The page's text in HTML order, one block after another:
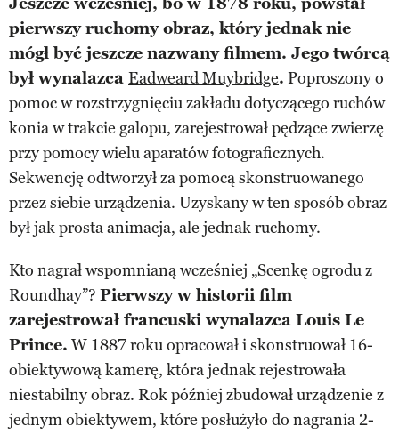
Jeszcze wcześniej, bo w 1878 roku, powstał
pierwszy ruchomy obraz, który jednak nie
mógł być jeszcze nazwany filmem. Jego twórcą
był wynalazca Eadweard Muybridge. Poproszony o
pomoc w rozstrzygnięciu zakładu dotyczącego ruchów
konia w trakcie galopu, zarejestrował pędzące zwierzę
przy pomocy wielu aparatów fotograficznych.
Sekwencję odtworzył za pomocą skonstruowanego
przez siebie urządzenia. Uzyskany w ten sposób obraz
był jak prosta animacja, ale jednak ruchomy.
Kto nagrał wspomnianą wcześniej „Scenkę ogrodu z
Roundhay”? Pierwszy w historii film
zarejestrował francuski wynalazca Louis Le
Prince. W 1887 roku opracował i skonstruował 16-
obiektywową kamerę, która jednak rejestrowała
niestabilny obraz. Rok później zbudował urządzenie z
jednym obiektywem, które posłużyło do nagrania 2-